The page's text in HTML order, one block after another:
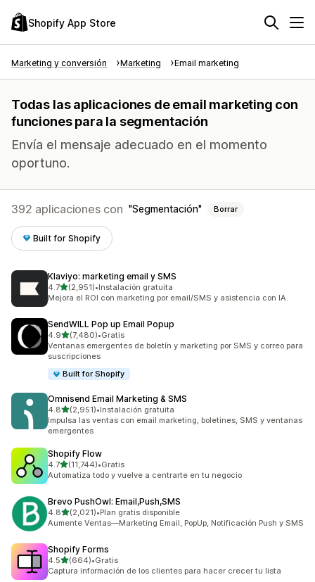
Shopify App Store
Marketing y conversión Marketing Email marketing
Todas las aplicaciones de email marketing con
funciones para la segmentación
Envía el mensaje adecuado en el momento
oportuno.
392 aplicaciones con Segmentación Borrar
Built for Shopify
Klaviyo: marketing email y SMS
4.7de 5 estrellas
(2,951)
2951 reseñas en total
•Instalación gratuita
Mejora el ROI con marketing por email/SMS y asistencia con IA.
SendWILL Pop up Email Popup
4.9de 5 estrellas
(7,480)
7480 reseñas en total
•Gratis
Ventanas emergentes de boletín y marketing por SMS y correo para
suscripciones
Built for Shopify
Omnisend Email Marketing & SMS
4.8de 5 estrellas
(2,951)
2951 reseñas en total
•Instalación gratuita
Impulsa las ventas con email marketing, boletines, SMS y ventanas
emergentes
Shopify Flow
4.7de 5 estrellas
(11,744)
11744 reseñas en total
•Gratis
Automatiza todo y vuelve a centrarte en tu negocio
Brevo PushOwl: Email,Push,SMS
4.8de 5 estrellas
(2,021)
2021 reseñas en total
•Plan gratis disponible
Aumente Ventas—Marketing Email, PopUp, Notificación Push y SMS
Shopify Forms
4.5de 5 estrellas
(664)
664 reseñas en total
•Gratis
Captura información de los clientes para hacer crecer tu lista